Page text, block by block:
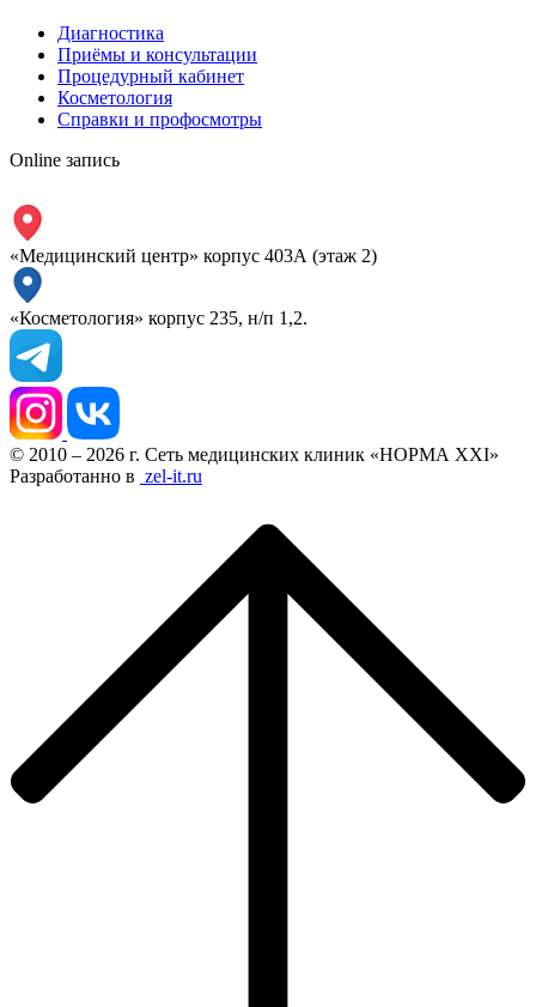
Диагностика
Приёмы и консультации
Процедурный кабинет
Косметология
Справки и профосмотры
Online запись
«Медицинский центр» корпус 403А (этаж 2)
«Косметология» корпус 235, н/п 1,2.
© 2010 – 2026 г. Сеть медицинских клиник «НОРМА XXI»
Разработанно в zel-it.ru